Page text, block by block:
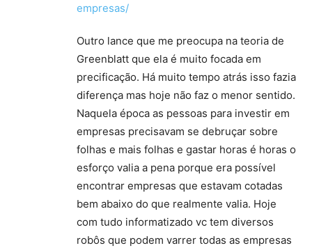
empresas/
Outro lance que me preocupa na teoria de
Greenblatt que ela é muito focada em
precificação. Há muito tempo atrás isso fazia
diferença mas hoje não faz o menor sentido.
Naquela época as pessoas para investir em
empresas precisavam se debruçar sobre
folhas e mais folhas e gastar horas é horas o
esforço valia a pena porque era possível
encontrar empresas que estavam cotadas
bem abaixo do que realmente valia. Hoje
com tudo informatizado vc tem diversos
robôs que podem varrer todas as empresas